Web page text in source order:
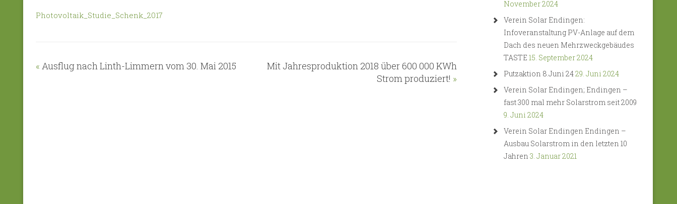
Photovoltaik_Studie_Schenk_2017
« Ausflug nach Linth-Limmern vom 30. Mai 2015
Mit Jahresproduktion 2018 über 600 000 KWh
Strom produziert! »
November 2024
Verein Solar Endingen:
Infoveranstaltung PV-Anlage auf dem
Dach des neuen Mehrzweckgebäudes
TASTE 15. September 2024
Putzaktion 8.Juni 2429. Juni 2024
Verein Solar Endingen; Endingen –
fast 300 mal mehr Solarstrom seit 2009
9. Juni 2024
Verein Solar Endingen Endingen –
Ausbau Solarstrom in den letzten 10
Jahren 3. Januar 2021